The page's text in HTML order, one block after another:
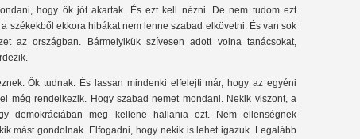
hogy ők jót akartak. És ezt kell nézni. De nem tudom ezt
székekből ekkora hibákat nem lenne szabad elkövetni. És van sok
az országban. Bármelyikük szívesen adott volna tanácsokat,
Ők tudnak. És lassan mindenki elfelejti már, hogy az egyéni
még rendelkezik. Hogy szabad nemet mondani. Nekik viszont, a
demokráciában meg kellene hallania ezt. Nem ellenségnek
mást gondolnak. Elfogadni, hogy nekik is lehet igazuk. Legalább